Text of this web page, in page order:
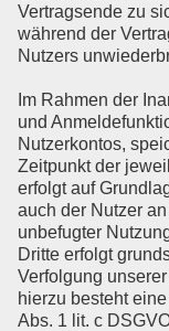
Vertragsende zu
während der
Nutzers
Im Rahmen der
und
Nutzerkontos,
Zeitpunkt der
erfolgt auf
auch der Nutzer
unbefugter
Dritte erfolgt
Verfolgung
hierzu besteht
Abs. 1 lit. c